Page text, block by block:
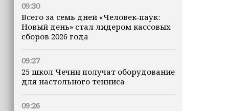
09:30
Всего за семь дней «Человек‑паук:
Новый день» стал лидером кассовых
сборов 2026 года
09:27
25 школ Чечни получат оборудование
для настольного тенниса
09:26